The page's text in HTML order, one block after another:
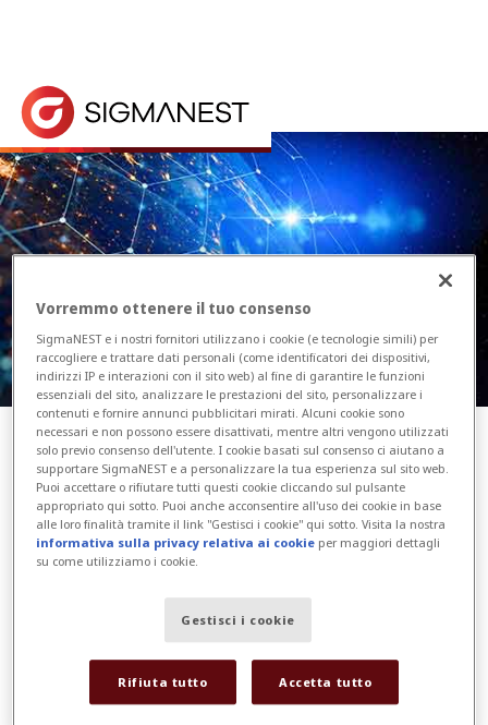
Home> Eventi di formazione
Visualizza l'elenco dei prossimi corsi di formazione.
Eventi di formazione
Categoria
Format
Vorremmo ottenere il tuo consenso
SigmaNEST e i nostri fornitori utilizzano i cookie (e tecnologie simili) per
raccogliere e trattare dati personali (come identificatori dei dispositivi,
indirizzi IP e interazioni con il sito web) al fine di garantire le funzioni
essenziali del sito, analizzare le prestazioni del sito, personalizzare i
contenuti e fornire annunci pubblicitari mirati. Alcuni cookie sono
necessari e non possono essere disattivati, mentre altri vengono utilizzati
solo previo consenso dell'utente. I cookie basati sul consenso ci aiutano a
supportare SigmaNEST e a personalizzare la tua esperienza sul sito web.
Puoi accettare o rifiutare tutti questi cookie cliccando sul pulsante
appropriato qui sotto. Puoi anche acconsentire all'uso dei cookie in base
alle loro finalità tramite il link "Gestisci i cookie" qui sotto. Visita la nostra
informativa sulla privacy relativa ai cookie per maggiori dettagli
su come utilizziamo i cookie.
Gestisci i cookie
Rifiuta tutto Accetta tutto